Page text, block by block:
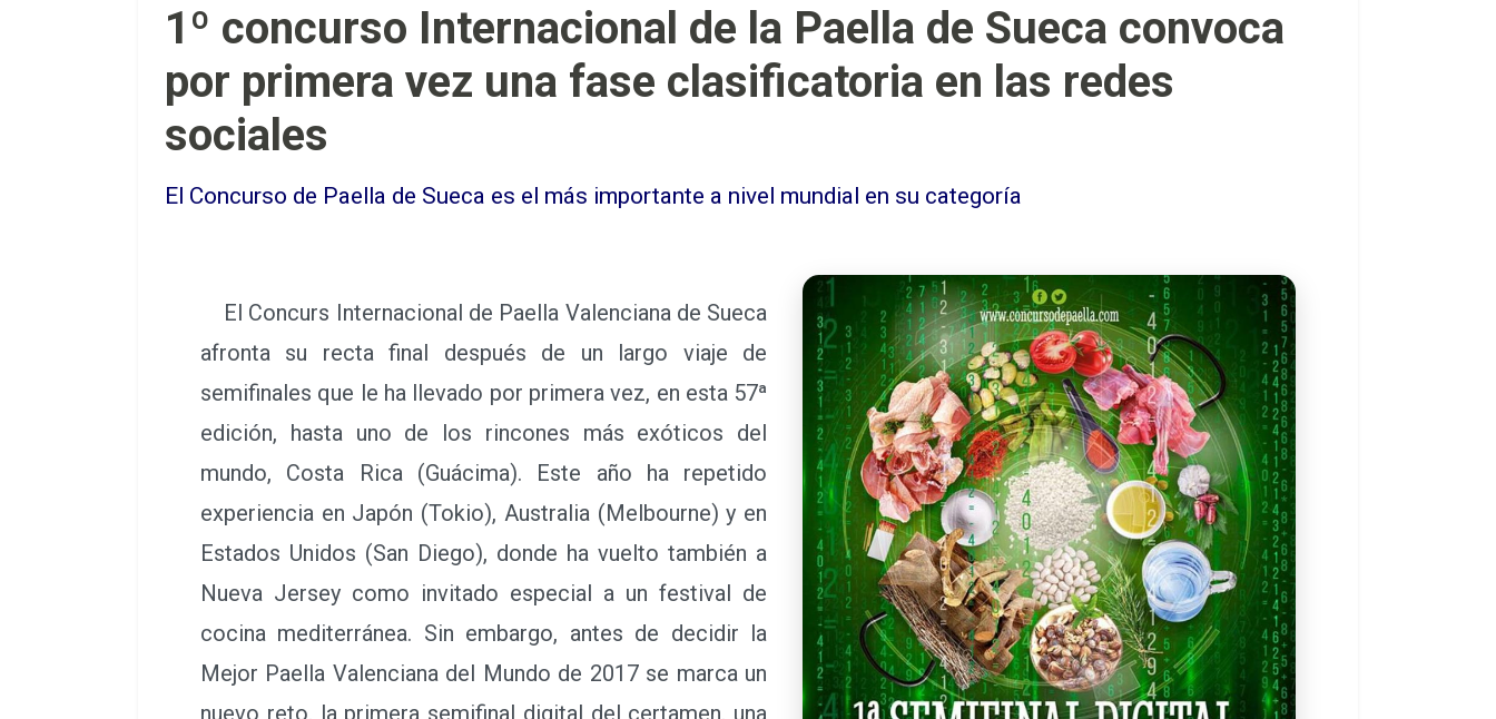
1º concurso Internacional de la Paella de Sueca convoca
por primera vez una fase clasificatoria en las redes
sociales
El Concurso de Paella de Sueca es el más importante a nivel mundial en su categoría
El Concurs Internacional de Paella Valenciana de Sueca
afronta su recta final después de un largo viaje de
semifinales que le ha llevado por primera vez, en esta 57ª
edición, hasta uno de los rincones más exóticos del
mundo, Costa Rica (Guácima). Este año ha repetido
experiencia en Japón (Tokio), Australia (Melbourne) y en
Estados Unidos (San Diego), donde ha vuelto también a
Nueva Jersey como invitado especial a un festival de
cocina mediterránea. Sin embargo, antes de decidir la
Mejor Paella Valenciana del Mundo de 2017 se marca un
nuevo reto, la primera semifinal digital del certamen, una